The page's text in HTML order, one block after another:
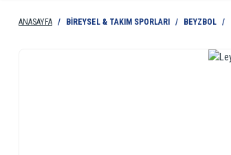
ANASAYFA BIREYSEL & TAKIM SPORLARI BEYZBOL